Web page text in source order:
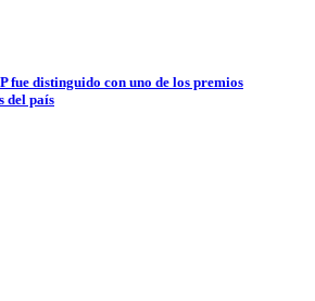
fue distinguido con uno de los premios
del país